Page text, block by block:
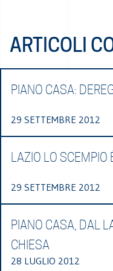
ARTICOLI
PIANO CASA:
29 SETTEMBRE 2012
LAZIO LO SCEMPIO
29 SETTEMBRE 2012
PIANO CASA, DAL
CHIESA
28 LUGLIO 2012